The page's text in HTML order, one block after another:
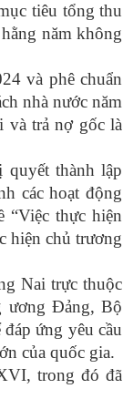
tiêu tổng thu
năm không
và phê chuẩn
nhà nước năm
và trả nợ gốc là
thành lập
các hoạt động
“Việc thực hiện
hiện chủ trương
Nai trực thuộc
ương Đảng, Bộ
ứng yêu cầu
của quốc gia.
trong đó đã